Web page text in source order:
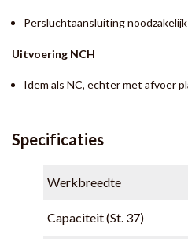
Persluchtaansluiting noodzakelijk
Uitvoering NCH
Idem als NC, echter met afvoer
Specificaties
Werkbreedte
Capaciteit (St. 37)